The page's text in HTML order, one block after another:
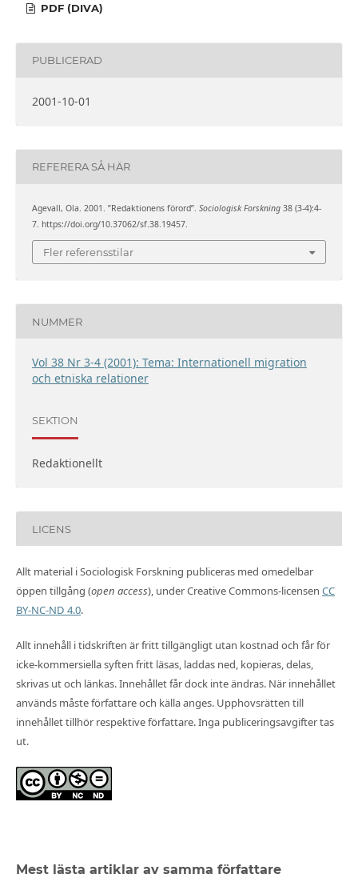
PDF (DIVA)
PUBLICERAD
2001-10-01
REFERERA SÅ HÄR
Agevall, Ola. 2001. ”Redaktionens förord”. Sociologisk Forskning38 (3-4):4-
7. https://doi.org/10.37062/sf.38.19457.
Fler referensstilar
NUMMER
Vol 38 Nr 3-4 (2001): Tema: Internationell migration
och etniska relationer
SEKTION
Redaktionellt
LICENS
Allt material i Sociologisk Forskning publiceras med omedelbar
öppen tillgång (open access), under Creative Commons-licensen CC
BY-NC-ND 4.0.
Allt innehåll i tidskriften är fritt tillgängligt utan kostnad och får för
icke-kommersiella syften fritt läsas, laddas ned, kopieras, delas,
skrivas ut och länkas. Innehållet får dock inte ändras. När innehållet
används måste författare och källa anges. Upphovsrätten till
innehållet tillhör respektive författare. Inga publiceringsavgifter tas
ut.
Mest lästa artiklar av samma författare